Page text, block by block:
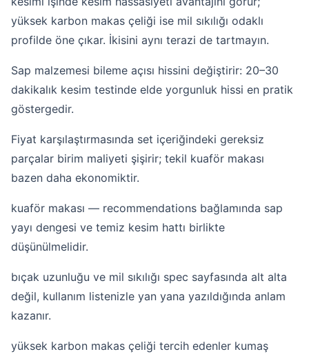
yüksek karbon makas çeliği ise mil sıkılığı odaklı
profilde öne çıkar. İkisini aynı terazi de tartmayın.
Sap malzemesi bileme açısı hissini değiştirir: 20–30
dakikalık kesim testinde elde yorgunluk hissi en pratik
göstergedir.
Fiyat karşılaştırmasında set içeriğindeki gereksiz
parçalar birim maliyeti şişirir; tekil kuaför makası
bazen daha ekonomiktir.
kuaför makası — recommendations bağlamında sap
yayı dengesi ve temiz kesim hattı birlikte
düşünülmelidir.
bıçak uzunluğu ve mil sıkılığı spec sayfasında alt alta
değil, kullanım listenizle yan yana yazıldığında anlam
kazanır.
yüksek karbon makas çeliği tercih edenler kumaş